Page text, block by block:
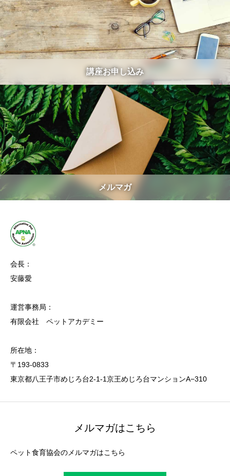
講座お申し込み
メルマガ
会長：
安藤愛
運営事務局：
有限会社 ペットアカデミー
所在地：
〒193-0833
東京都八王子市めじろ台2-1-1京王めじろ台マンションA−310
メルマガはこちら
ペット食育協会のメルマガはこちら